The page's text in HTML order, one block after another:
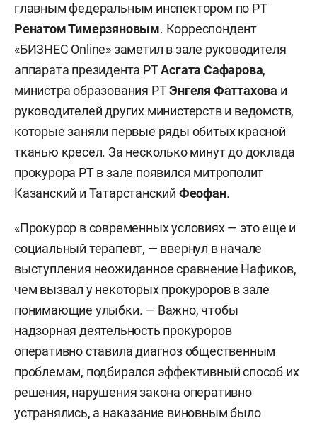
главным федеральным инспектором по РТ
Ренатом Тимерзяновым. Корреспондент
«БИЗНЕС Online» заметил в зале руководителя
аппарата президента РТАсгата Сафарова,
министра образования РТЭнгеля Фаттахова и
руководителей других министерств и ведомств,
которые заняли первые ряды обитых красной
тканью кресел. За несколько минут до доклада
прокурора РТ в зале появился митрополит
Казанский и Татарстанский Феофан.
«Прокурор в современных условиях — это еще и
социальный терапевт, — ввернул в начале
выступления неожиданное сравнение Нафиков,
чем вызвал у некоторых прокуроров в зале
понимающие улыбки. — Важно, чтобы
надзорная деятельность прокуроров
оперативно ставила диагноз общественным
проблемам, подбирался эффективный способ их
решения, нарушения закона оперативно
устранялись, а наказание виновным было